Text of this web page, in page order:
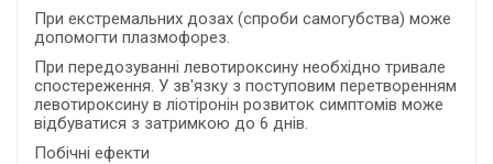
При екстремальних дозах (спроби самогубства) може
допомогти плазмофорез.
При передозуванні левотироксину необхідно тривале
спостереження. У зв'язку з поступовим перетворенням
левотироксину в ліотіронін розвиток симптомів може
відбуватися з затримкою до 6 днів.
Побічні ефекти